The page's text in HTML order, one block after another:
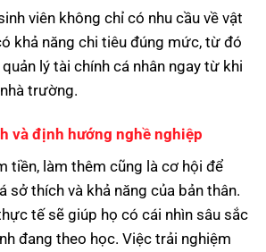
viên không chỉ có nhu cầu về vật
khả năng chi tiêu đúng mức, từ đó
lý tài chính cá nhân ngay từ khi
trường.
và định hướng nghề nghiệp
tiền, làm thêm cũng là cơ hội để
sở thích và khả năng của bản thân.
tế sẽ giúp họ có cái nhìn sâu sắc
đang theo học. Việc trải nghiệm